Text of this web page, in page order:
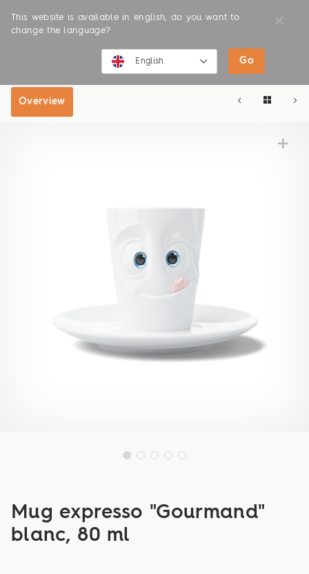
This website is available in english, do you want to
change the language?
English Go
ONLINE SHOP
Overview
Mug expresso "Gourmand"
blanc, 80 ml